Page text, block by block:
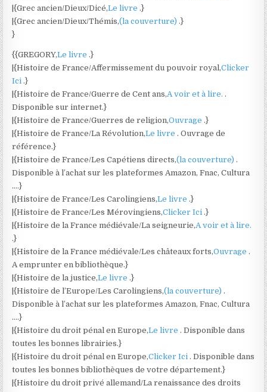
|{Grec ancien/Dieux/Dicé,Le livre.}
|{Grec ancien/Dieux/Thémis,(la couverture).}
}
{{GREGORY,Le livre.}
|{Histoire de France/Affermissement du pouvoir royal,Clicker
Ici.}
|{Histoire de France/Guerre de Cent ans,A voir et à lire..
Disponible sur internet.}
|{Histoire de France/Guerres de religion,Ouvrage.}
|{Histoire de France/La Révolution,Le livre. Ouvrage de
référence.}
|{Histoire de France/Les Capétiens directs,(la couverture).
Disponible à l’achat sur les plateformes Amazon, Fnac, Cultura
….}
|{Histoire de France/Les Carolingiens,Le livre.}
|{Histoire de France/Les Mérovingiens,Clicker Ici.}
|{Histoire de la France médiévale/La seigneurie,A voir et à lire.
.}
|{Histoire de la France médiévale/Les châteaux forts,Ouvrage.
A emprunter en bibliothèque.}
|{Histoire de la justice,Le livre.}
|{Histoire de l’Europe/Les Carolingiens,(la couverture).
Disponible à l’achat sur les plateformes Amazon, Fnac, Cultura
….}
|{Histoire du droit pénal en Europe,Le livre. Disponible dans
toutes les bonnes librairies.}
|{Histoire du droit pénal en Europe,Clicker Ici. Disponible dans
toutes les bonnes bibliothèques de votre département.}
|{Histoire du droit privé allemand/La renaissance des droits